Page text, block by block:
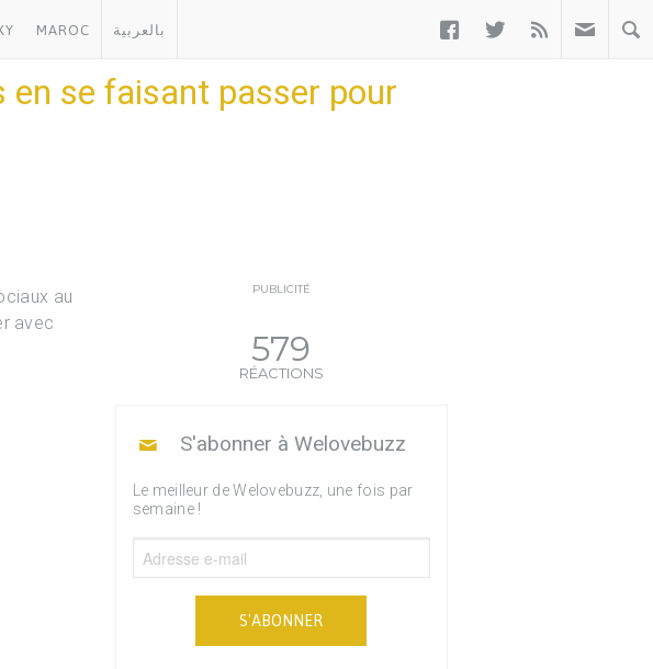
MAROC بالعربية   
en se faisant passer pour
au
avec
PUBLICITÉ
579
RÉACTIONS
S'abonner à Welovebuzz
Le meilleur de Welovebuzz, une fois par
semaine !
S'ABONNER